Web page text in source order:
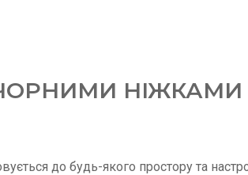
НІЖКАМИ
до будь-якого простору та